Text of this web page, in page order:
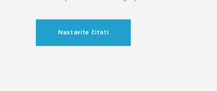
Nastavite čitati